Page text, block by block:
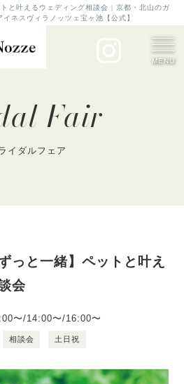
と叶えるウェディング相談会 | 京都・北山のガ
ネスヴィラノッツェ宝ヶ池【公式】
MENU
Fair
イダルフェア
っと一緒】ペットと叶え
会
〜/14:00〜/16:00〜
相談会 土日祝